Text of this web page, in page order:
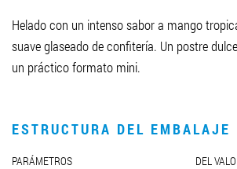
Helado con un intenso sabor a mango
suave glaseado de confitería. Un postre
un práctico formato mini.
ESTRUCTURA DEL EMBALAJE
PARÁMETROS DEL